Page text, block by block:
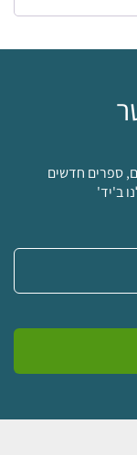
ספרים חדשים
ב'יד'